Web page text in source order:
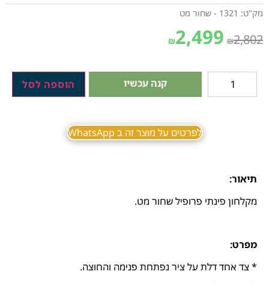
מק"ט: 1321 - שחור מט
₪2,802
₪2,499
קנה עכשיו הוספה לסל
לפרטים על מוצר זה ב WhatsApp
תיאור:
מקלחון פינתי פרופיל שחור מט.
מפרט:
* צד אחד דלת על ציר נפתחת פנימה והחוצה.